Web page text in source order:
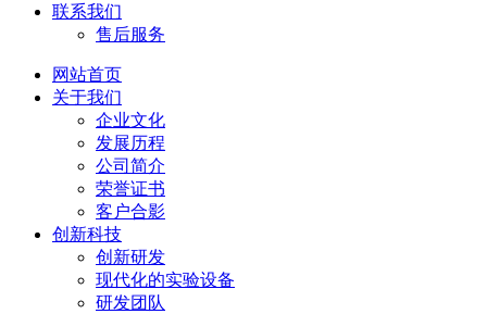
联系我们
售后服务
网站首页
关于我们
企业文化
发展历程
公司简介
荣誉证书
客户合影
创新科技
创新研发
现代化的实验设备
研发团队